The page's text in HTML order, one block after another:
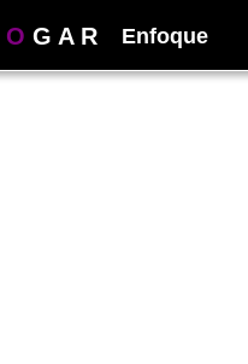
O G A R Enfoque